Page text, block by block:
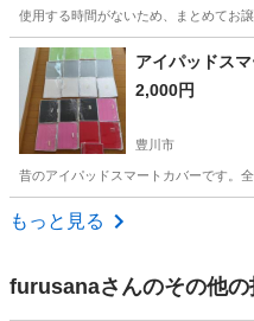
使用する時間がないため、まとめてお
愛知 豊橋市 西小坂井駅
アイパッドス
2,000円
豊川市
昔のアイパッドスマートカバーです。
愛知 豊川市
もっと見る
furusanaさんのその他の